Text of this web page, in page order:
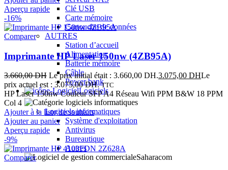
Clé USB
Carte mémoire
Cartouche de données
AUTRES
Station d’accueil
Alimentation
Batterie mémoire
Câble
Power bank
Logiciels
Logiciels informatiques
Système d'exploitation
Antivirus
Bureautique
Autres
Aperçu rapide
-16%
Comparer
Imprimante HP Laser 150nw (4ZB95A)
3.660,00DH Le prix initial était : 3.660,00 DH.3.075,00 DHLe
prix actuel est : 3.075,00 DH. TTC
HP Laser 150nw Couleur SFP A4 Réseau Wifi PPM B&W 18 PPM
Col 4
Ajouter à la liste de souhaits
Ajouter au panier
Aperçu rapide
-9%
Comparer